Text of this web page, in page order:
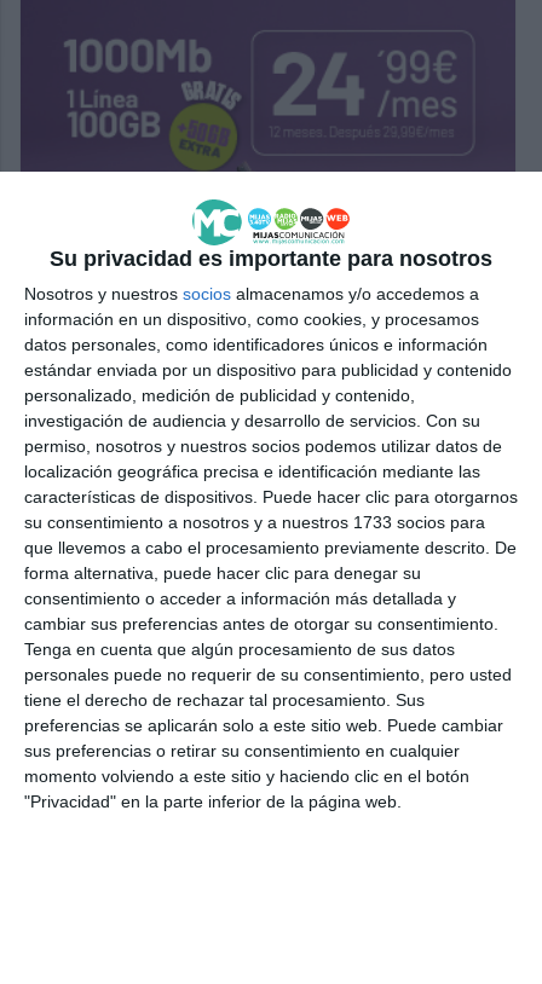
Su privacidad es importante para nosotros
Nosotros y nuestros socios almacenamos y/o accedemos a
información en un dispositivo, como cookies, y procesamos
datos personales, como identificadores únicos e información
estándar enviada por un dispositivo para publicidad y contenido
personalizado, medición de publicidad y contenido,
investigación de audiencia y desarrollo de servicios. Con su
permiso, nosotros y nuestros socios podemos utilizar datos de
localización geográfica precisa e identificación mediante las
características de dispositivos. Puede hacer clic para otorgarnos
su consentimiento a nosotros y a nuestros 1733 socios para
que llevemos a cabo el procesamiento previamente descrito. De
forma alternativa, puede hacer clic para denegar su
consentimiento o acceder a información más detallada y
cambiar sus preferencias antes de otorgar su consentimiento.
Tenga en cuenta que algún procesamiento de sus datos
personales puede no requerir de su consentimiento, pero usted
tiene el derecho de rechazar tal procesamiento. Sus
preferencias se aplicarán solo a este sitio web. Puede cambiar
sus preferencias o retirar su consentimiento en cualquier
momento volviendo a este sitio y haciendo clic en el botón
"Privacidad" en la parte inferior de la página web.